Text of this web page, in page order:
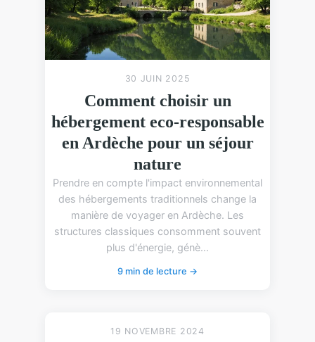
30 JUIN 2025
Comment choisir un
hébergement eco-responsable
en Ardèche pour un séjour
nature
Prendre en compte l'impact environnemental
des hébergements traditionnels change la
manière de voyager en Ardèche. Les
structures classiques consomment souvent
plus d'énergie, génè...
9 min de lecture →
19 NOVEMBRE 2024